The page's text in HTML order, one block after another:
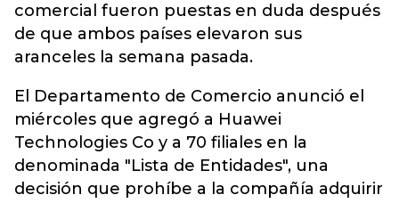
comercial fueron puestas en duda después
de que ambos países elevaron sus
aranceles la semana pasada.
El Departamento de Comercio anunció el
miércoles que agregó a Huawei
Technologies Co y a 70 filiales en la
denominada "Lista de Entidades", una
decisión que prohíbe a la compañía adquirir